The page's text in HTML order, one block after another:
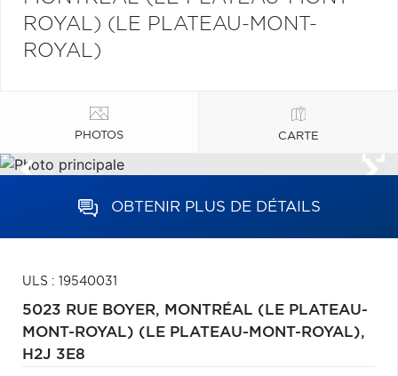
ROYAL) (LE PLATEAU-MONT-
ROYAL)
PHOTOS CARTE
OBTENIR PLUS DE DÉTAILS
ULS : 19540031
5023 RUE BOYER, MONTRÉAL (LE PLATEAU-
MONT-ROYAL) (LE PLATEAU-MONT-ROYAL),
H2J 3E8